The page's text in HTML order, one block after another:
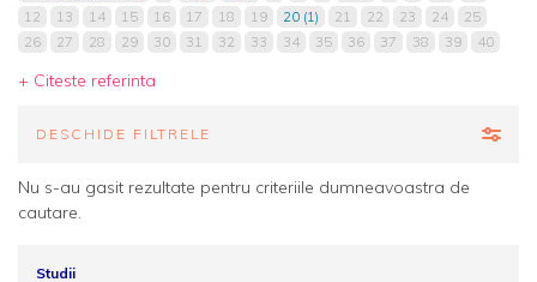
12
13 14 15 16 17 18 19 20 (1) 21 22 23 24
25
26
27 28 29 30 31 32 33 34 35 36 37 38 39 40
+ Citeste referinta
DESCHIDE FILTRELE
Nu s-au gasit rezultate pentru criteriile dumneavoastra de
cautare.
Studii